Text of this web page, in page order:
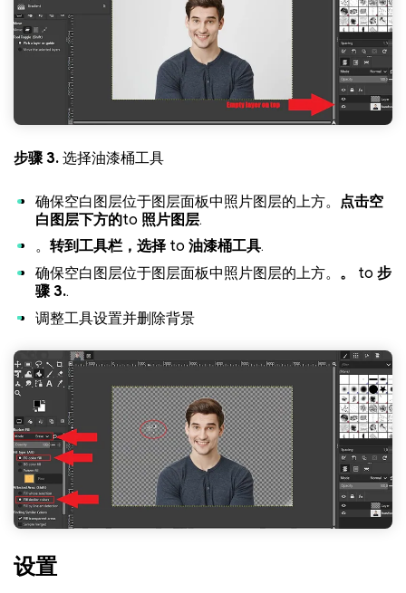
步骤 3. 选择油漆桶工具
确保空白图层位于图层面板中照片图层的上方。
点击空
白图层下方的to 照片图层.
。 转到工具栏，选择 to 油漆桶工具.
确保空白图层位于图层面板中照片图层的上方。 。 to 步
骤 3..
调整工具设置并删除背景
设置